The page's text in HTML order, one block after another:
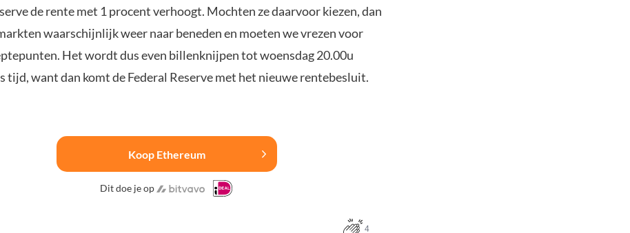
de rente met 1 procent verhoogt. Mochten ze daarvoor kiezen, dan
waarschijnlijk weer naar beneden en moeten we vrezen voor
Het wordt dus even billenknijpen tot woensdag 20.00u
tijd, want dan komt de Federal Reserve met het nieuwe rentebesluit.
Koop Ethereum
Dit doe je op
4